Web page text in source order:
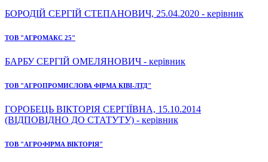
БОРОДІЙ СЕРГІЙ СТЕПАНОВИЧ, 25.04.2020 - керівник
ТОВ "АГРОМАКС 25"
БАРБУ СЕРГІЙ ОМЕЛЯНОВИЧ - керівник
ТОВ "АГРОПРОМИСЛОВА ФІРМА КІВІ-ЛТД"
ГОРОБЕЦЬ ВІКТОРІЯ СЕРГІЇВНА, 15.10.2014
(ВІДПОВІДНО ДО СТАТУТУ) - керівник
ТОВ "АГРОФІРМА ВІКТОРІЯ"